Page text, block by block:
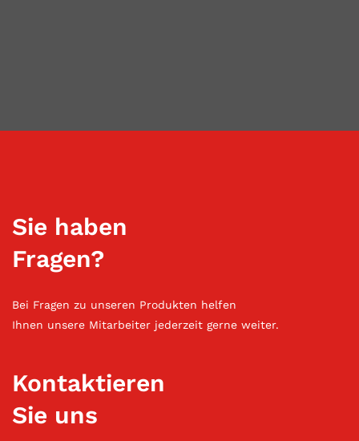
Sie haben
Fragen?
Bei Fragen zu unseren Produkten helfen
Ihnen unsere Mitarbeiter jederzeit gerne weiter.
Kontaktieren
Sie uns